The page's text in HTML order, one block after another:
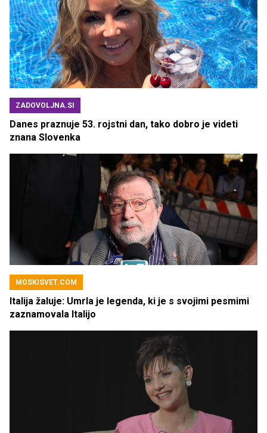
ZADOVOLJNA.SI
Danes praznuje 53. rojstni dan, tako dobro je videti
znana Slovenka
MOSKISVET.COM
Italija žaluje: Umrla je legenda, ki je s svojimi pesmimi
zaznamovala Italijo